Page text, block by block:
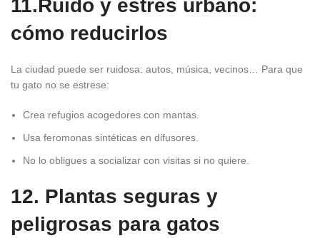
11.Ruido y estrés urbano:
cómo reducirlos
La ciudad puede ser ruidosa: autos, música, vecinos… Para que
tu gato no se estrese:
Crea refugios acogedores con mantas.
Usa feromonas sintéticas en difusores.
No lo obligues a socializar con visitas si no quiere.
12. Plantas seguras y
peligrosas para gatos